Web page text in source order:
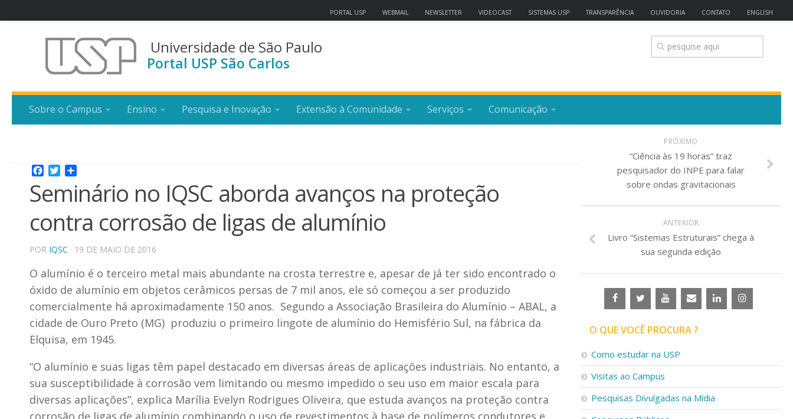
PORTAL USP WEBMAIL NEWSLETTER VIDEOCAST SISTEMAS USP TRANSPARÊNCIA OUVIDORIA CONTATO ENGLISH
Universidade de São Paulo
Portal USP São Carlos
Sobre o Campus Ensino Pesquisa e Inovação Extensão à Comunidade Serviços Comunicação
Facebook
Twitter
Seminário no IQSC aborda avanços na proteção
contra corrosão de ligas de alumínio
POR IQSC · 19 DE MAIO DE 2016
O alumínio é o terceiro metal mais abundante na crosta terrestre e, apesar de já ter sido encontrado o
óxido de alumínio em objetos cerâmicos persas de 7 mil anos, ele só começou a ser produzido
comercialmente há aproximadamente 150 anos. Segundo a Associação Brasileira do Alumínio – ABAL, a
cidade de Ouro Preto (MG) produziu o primeiro lingote de alumínio do Hemisfério Sul, na fábrica da
Elquisa, em 1945.
“O alumínio e suas ligas têm papel destacado em diversas áreas de aplicações industriais. No entanto, a
sua susceptibilidade à corrosão vem limitando ou mesmo impedido o seu uso em maior escala para
diversas aplicações”, explica Marília Evelyn Rodrigues Oliveira, que estuda avanços na proteção contra
corrosão de ligas de alumínio combinando o uso de revestimentos à base de polímeros condutores e
PRÓXIMO
“Ciência às 19 horas” traz
pesquisador do INPE para falar
sobre ondas gravitacionais
ANTERIOR
Livro “Sistemas Estruturais” chega à
sua segunda edição
O QUE VOCÊ PROCURA ?
Como estudar na USP
Visitas ao Campus
Pesquisas Divulgadas na Mídia